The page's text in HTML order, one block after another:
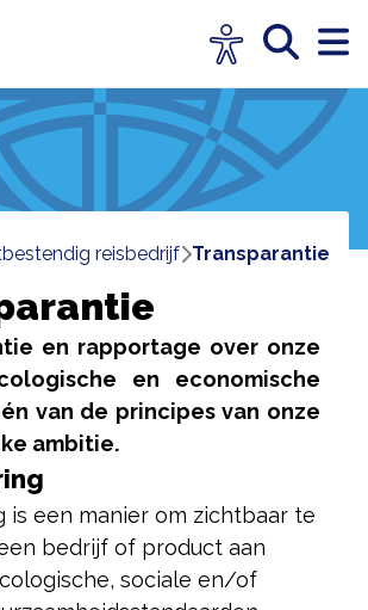
reisbedrijf transparantie
en rapportage over onze
en economische
van de principes van onze
ambitie.
is een manier om zichtbaar te
bedrijf of product aan
sociale en/of